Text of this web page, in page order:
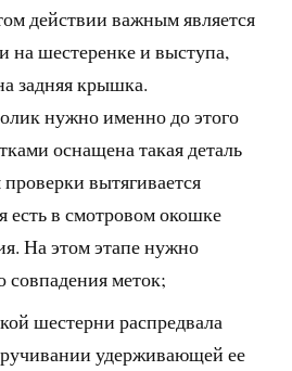
действии важным является
на шестеренке и выступа,
задняя крышка.
нужно именно до этого
оснащена такая деталь
вытягивается
есть в смотровом окошке
На этом этапе нужно
совпадения меток;
шестерни распредвала
удерживающей ее